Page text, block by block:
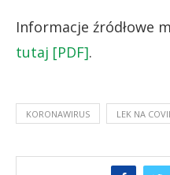
Informacje źródłowe
tutaj [PDF].
KORONAWIRUS LEK NA